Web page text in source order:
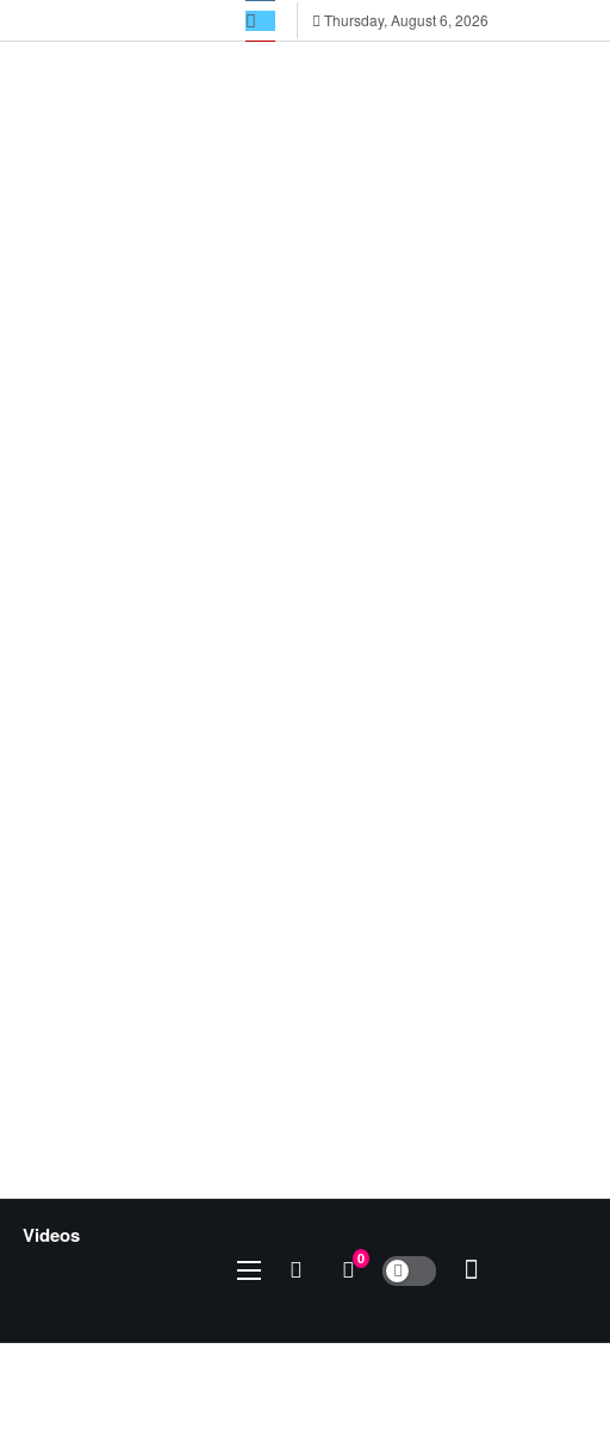
Thursday, August 6, 2026
Videos
0 Dark mode